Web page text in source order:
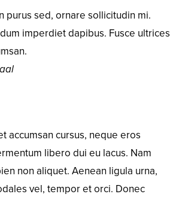
purus sed, ornare sollicitudin mi.
imperdiet dapibus. Fusce ultrices
accumsan cursus, neque eros
libero dui eu lacus. Nam
non aliquet. Aenean ligula urna,
vel, tempor et orci. Donec